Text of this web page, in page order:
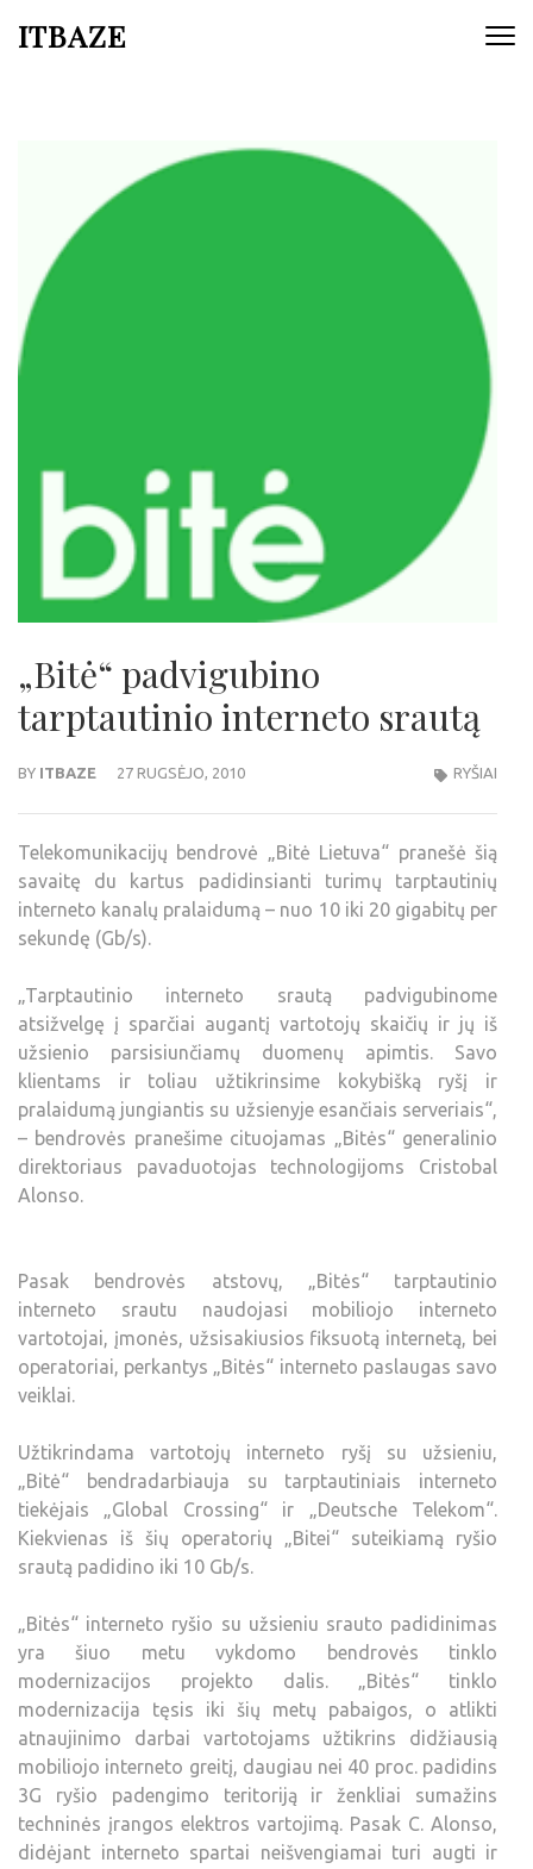
ITBAZE
„Bitė“ padvigubino
tarptautinio interneto srautą
BY ITBAZE 27 RUGSĖJO, 2010 RYŠIAI
Telekomunikacijų bendrovė „Bitė Lietuva“ pranešė šią
savaitę du kartus padidinsianti turimų tarptautinių
interneto kanalų pralaidumą – nuo 10 iki 20 gigabitų per
sekundę (Gb/s).
„Tarptautinio interneto srautą padvigubinome
atsižvelgę į sparčiai augantį vartotojų skaičių ir jų iš
užsienio parsisiunčiamų duomenų apimtis. Savo
klientams ir toliau užtikrinsime kokybišką ryšį ir
pralaidumą jungiantis su užsienyje esančiais serveriais“,
– bendrovės pranešime cituojamas „Bitės“ generalinio
direktoriaus pavaduotojas technologijoms Cristobal
Alonso.
Pasak bendrovės atstovų, „Bitės“ tarptautinio
interneto srautu naudojasi mobiliojo interneto
vartotojai, įmonės, užsisakiusios fiksuotą internetą, bei
operatoriai, perkantys „Bitės“ interneto paslaugas savo
veiklai.
Užtikrindama vartotojų interneto ryšį su užsieniu,
„Bitė“ bendradarbiauja su tarptautiniais interneto
tiekėjais „Global Crossing“ ir „Deutsche Telekom“.
Kiekvienas iš šių operatorių „Bitei“ suteikiamą ryšio
srautą padidino iki 10 Gb/s.
„Bitės“ interneto ryšio su užsieniu srauto padidinimas
yra šiuo metu vykdomo bendrovės tinklo
modernizacijos projekto dalis. „Bitės“ tinklo
modernizacija tęsis iki šių metų pabaigos, o atlikti
atnaujinimo darbai vartotojams užtikrins didžiausią
mobiliojo interneto greitį, daugiau nei 40 proc. padidins
3G ryšio padengimo teritoriją ir ženkliai sumažins
techninės įrangos elektros vartojimą. Pasak C. Alonso,
didėjant interneto spartai neišvengiamai turi augti ir